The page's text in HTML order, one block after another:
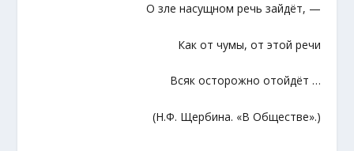
О зле насущном речь зайдёт, —
Как от чумы, от этой речи
Всяк осторожно отойдёт …
(Н.Ф. Щербина. «В Обществе».)